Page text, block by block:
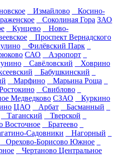
Измайлово
Косино-
Соколиная Гора ЗАО
Кунцево
Ново-
Проспект Вернадского
Филёвский Парк
САО
Аэропорт
Савёловский
Ховрино
Бабушкинский
Марфино
Марьина Роща
Свиблово
Медведково СЗАО
Куркино
ЦАО Арбат
Басманный
Таганский
Тверской
Восточное
Братеево
Садовники
Нагорный
Орехово-Борисово Южное
Чертаново Центральное